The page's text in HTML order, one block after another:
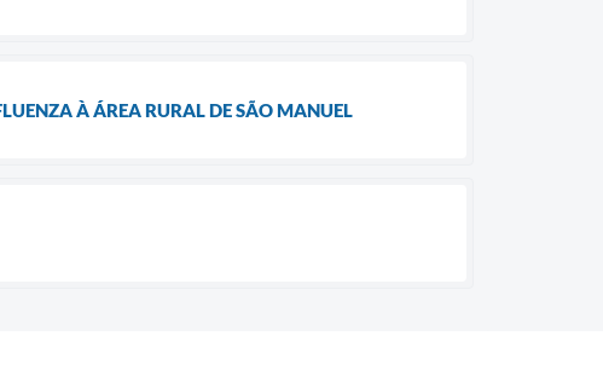
À ÁREA RURAL DE SÃO MANUEL